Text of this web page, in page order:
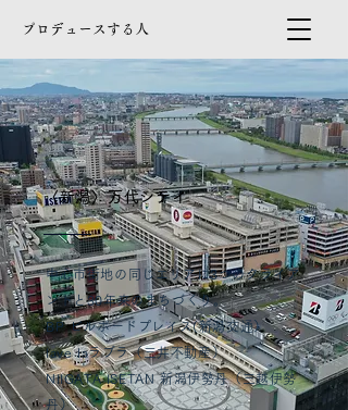
プロデュースする人
〈新潟〉万代シテイ
中心市街地の同じエリアに3つのクライア
ントと30年来のまちづくり。
BP ビルボードプレイス(新潟交通）
lave laラブラ（三井不動産）
NIIGATA ISETAN 新潟伊勢丹（三越伊勢
丹）